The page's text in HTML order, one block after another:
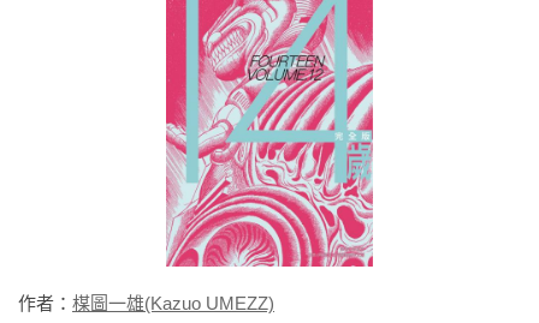
作者： 楳圖一雄(Kazuo UMEZZ)